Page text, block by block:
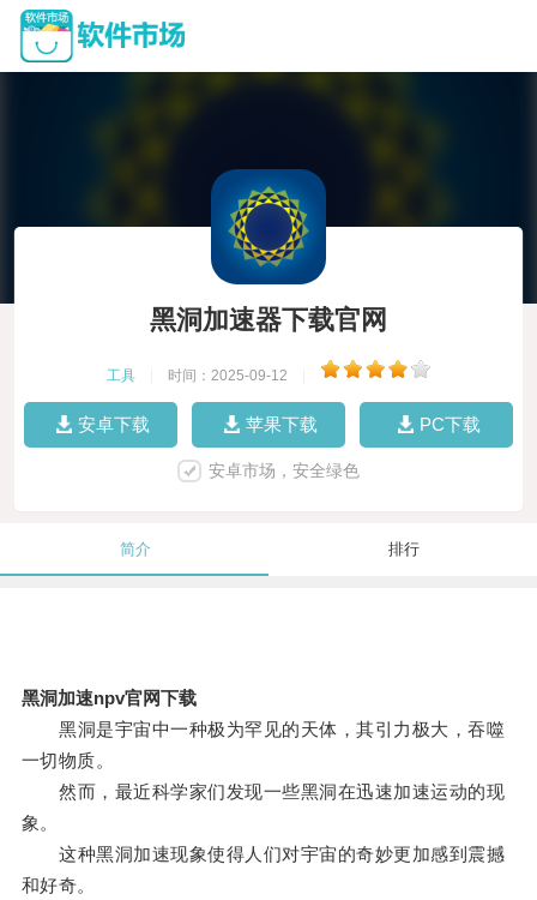
黑洞加速器下载官网
工具 时间：2025-09-12
安卓下载 苹果下载 PC下载
安卓市场，安全绿色
简介 排行
黑洞加速npv官网下载
黑洞是宇宙中一种极为罕见的天体，其引力极大，吞噬
一切物质。
然而，最近科学家们发现一些黑洞在迅速加速运动的现
象。
这种黑洞加速现象使得人们对宇宙的奇妙更加感到震撼
和好奇。